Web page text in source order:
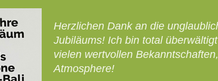
Herzlichen Dank an die
Jubiläums! Ich bin total
vielen wertvollen
Atmosphere!